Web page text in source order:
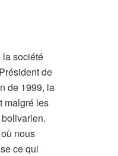
la société
de
de 1999, la
malgré les
nous
ce qui